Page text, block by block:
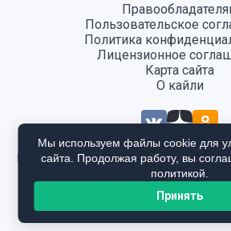
Пользовательское
Политика
Лицензионное
Карта сайта
О кайли
Информация, размещенная на сайте, не
и предоставляется в ознакомительных
подробной информации общайтесь в отдел
Мы используем файлы cookie для
сайта. Продолжая работу, вы
политикой.
Принять